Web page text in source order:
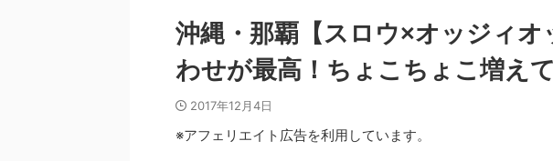
沖縄・那覇【スロウ×オッジィオ
わせが最高！ちょこちょこ増え
2017年12月4日
※アフェリエイト広告を利用しています。